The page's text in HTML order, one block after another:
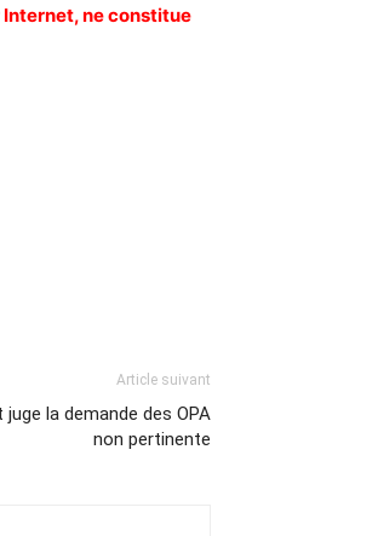
Internet, ne constitue
Article suivant
la demande des OPA
non pertinente